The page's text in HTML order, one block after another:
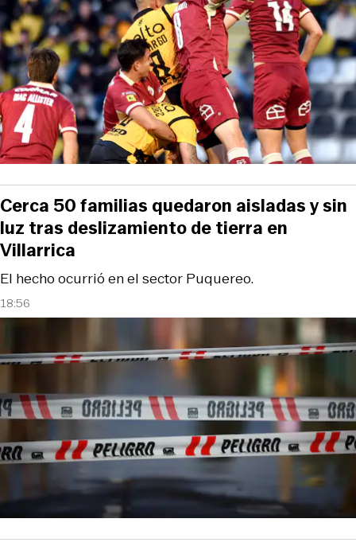
18:56
El hecho ocurrió en el sector Puquereo.
Cerca 50 familias quedaron aisladas y sin
luz tras deslizamiento de tierra en
Villarrica